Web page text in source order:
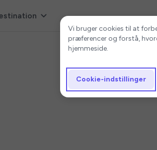
Cookie-
Vi bruger cookies til at
præferencer og forstå,
hjemmeside.
Cookie-indstillinger